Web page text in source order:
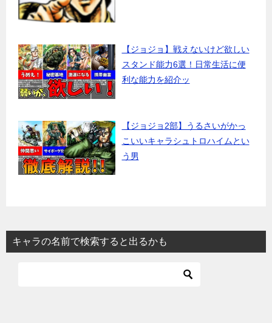
【ジョジョ】戦えないけど欲しい
スタンド能力6選！日常生活に便
利な能力を紹介ッ
【ジョジョ2部】うるさいがかっ
こいいキャラシュトロハイムとい
う男
キャラの名前で検索すると出るかも